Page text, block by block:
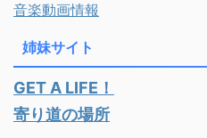
音楽動画情報
姉妹サイト
GET A LIFE！
寄り道の場所